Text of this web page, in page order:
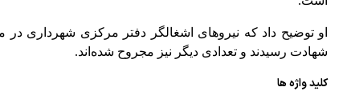
شهادت رسیدند و تعدادی دیگر نیز مجروح شده‌اند.
کلید واژه ها